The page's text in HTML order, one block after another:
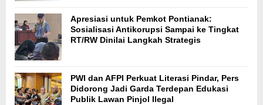
Apresiasi untuk Pemkot Pontianak:
Sosialisasi Antikorupsi Sampai ke Tingkat
RT/RW Dinilai Langkah Strategis
PWI dan AFPI Perkuat Literasi Pindar, Pers
Didorong Jadi Garda Terdepan Edukasi
Publik Lawan Pinjol Ilegal